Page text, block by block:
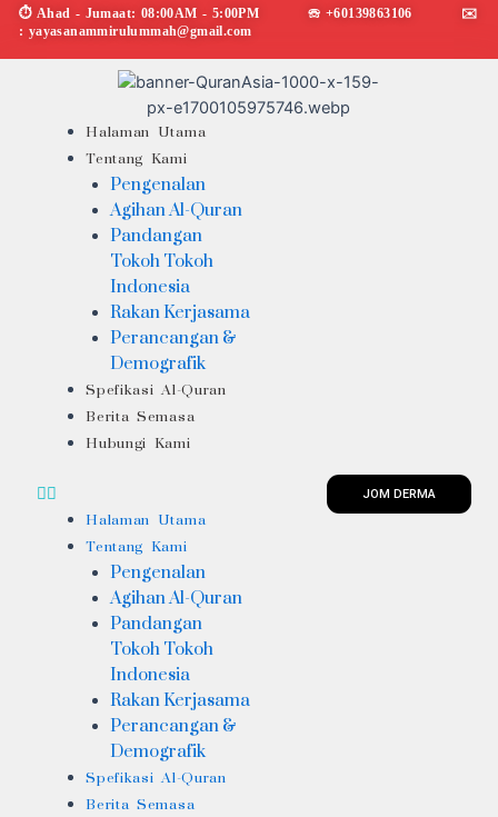
Skip
content
⏱︎ Ahad - Jumaat: 08:00AM - 5:00PM ☏ +60139863106 ✉︎
: yayasanammirulummah@gmail.com
Halaman Utama
Tentang Kami
Pengenalan
Agihan Al-Quran
Pandangan
Tokoh Tokoh
Indonesia
Rakan Kerjasama
Perancangan &
Demografik
Spefikasi Al-Quran
Berita Semasa
Hubungi Kami
Menu
Halaman Utama
Tentang Kami
Pengenalan
Agihan Al-Quran
Pandangan
Tokoh Tokoh
Indonesia
Rakan Kerjasama
Perancangan &
Demografik
Spefikasi Al-Quran
Berita Semasa
JOM DERMA